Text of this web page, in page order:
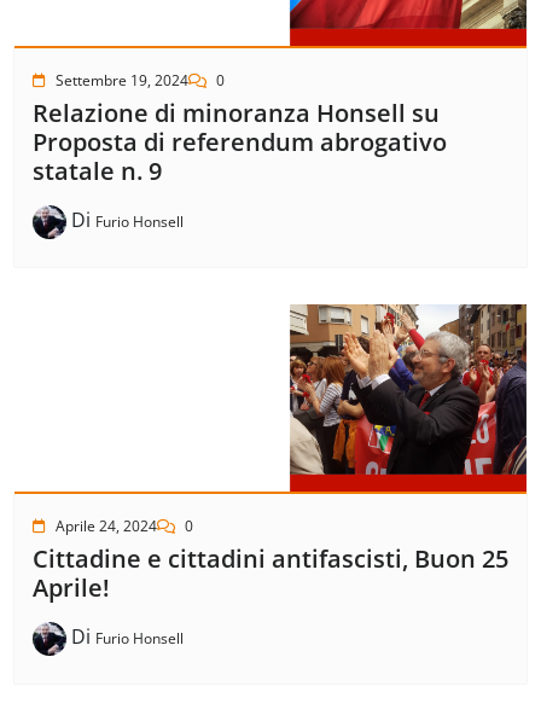
Settembre 19, 2024 0
Relazione di minoranza Honsell su
Proposta di referendum abrogativo
statale n. 9
Di Furio Honsell
Aprile 24, 2024 0
Cittadine e cittadini antifascisti, Buon 25
Aprile!
Di Furio Honsell